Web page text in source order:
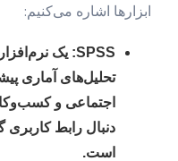
ابزارها اشاره می‌کنیم:
SPSS: یک
تحلیل‌های آماری
اجتماعی و
دنبال رابط کاربری
است.